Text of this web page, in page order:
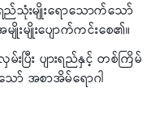
ရည်သုံးမျိုးရောသောက်သော်
းမျိုးပျောက်ကင်းစေ၏။
းပြီး ပျားရည်နှင့် တစ်ကြိမ်
ာ် အစာအိမ်ရောဂါ